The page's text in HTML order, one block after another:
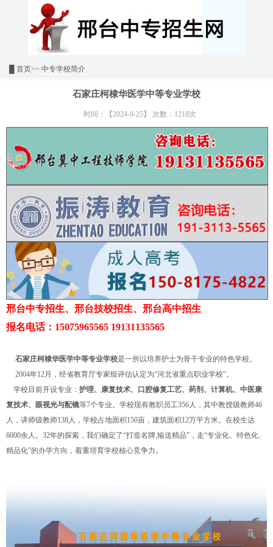
首页>> 中专学校简介
石家庄柯棣华医学中等专业学校
时间：【2024-9-25】 次数：1218次
邢台中专招生、邢台技校招生、邢台高中招生
报名电话：15075965565 19131135565
石家庄柯棣华医学中等专业学校是一所以培养护士为骨干专业的特色学校。
2004年12月，经省教育厅专家组评估认定为“河北省重点职业学校”。
学校目前开设专业： 护理、康复技术、口腔修复工艺、药剂、计算机、中医康
复技术、眼视光与配镜等7个专业。学校现有教职员工356人，其中教授级教师46
人，讲师级教师138人，学校占地面积150亩，建筑面积12万平方米。在校生达
6000余人。32年的探索，我们确定了“打造名牌,输送精品”，走“专业化、特色化、
精品化”的办学方向，着重培育学校核心竞争力。